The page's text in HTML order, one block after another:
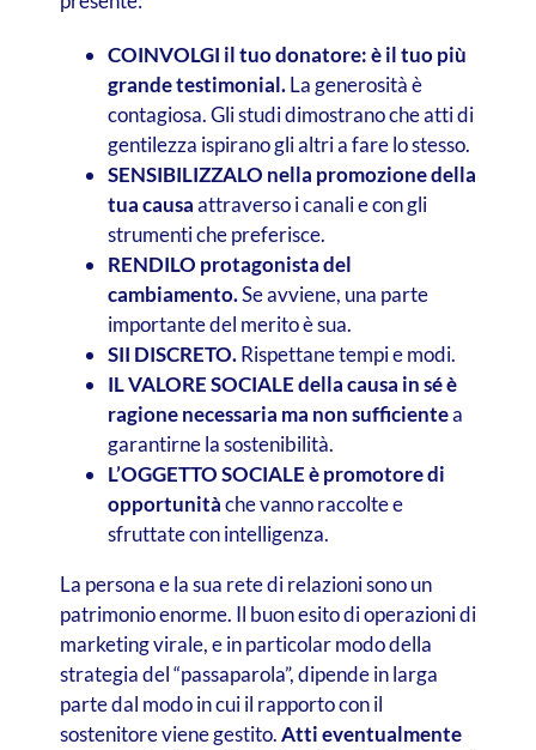
COINVOLGI il tuo donatore: è il tuo più
grande testimonial.La generosità è
contagiosa. Gli studi dimostrano che atti di
gentilezza ispirano gli altri a fare lo stesso.
SENSIBILIZZALO nella promozione della
tua causaattraverso i canali e con gli
strumenti che preferisce.
RENDILO protagonista del
cambiamento.Se avviene, una parte
importante del merito è sua.
SII DISCRETO.Rispettane tempi e modi.
IL VALORE SOCIALE della causa in sé è
ragione necessaria ma non sufficientea
garantirne la sostenibilità.
L’OGGETTO SOCIALE è promotore di
opportunitàche vanno raccolte e
sfruttate con intelligenza.
La persona e la sua rete di relazioni sono un
patrimonio enorme. Il buon esito di operazioni di
marketing virale, e in particolar modo della
strategia del “passaparola”, dipende in larga
parte dal modo in cui il rapporto con il
sostenitore viene gestito.Atti eventualmente